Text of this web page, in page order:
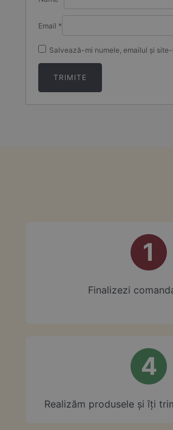
Email *
Salvează-mi numele, emailul și
1
Finalizezi
4
Realizăm produsele și îți